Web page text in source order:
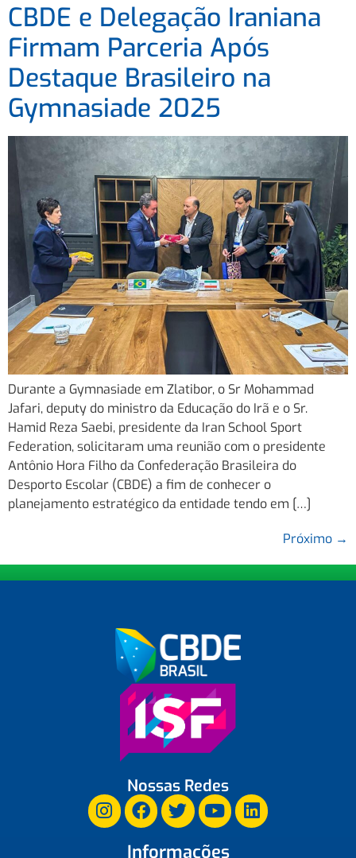
CBDE e Delegação Iraniana
Firmam Parceria Após
Destaque Brasileiro na
Gymnasiade 2025
Durante a Gymnasiade em Zlatibor, o Sr Mohammad
Jafari, deputy do ministro da Educação do Irã e o Sr.
Hamid Reza Saebi, presidente da Iran School Sport
Federation, solicitaram uma reunião com o presidente
Antônio Hora Filho da Confederação Brasileira do
Desporto Escolar (CBDE) a fim de conhecer o
planejamento estratégico da entidade tendo em […]
Próximo →
Nossas Redes
Informações